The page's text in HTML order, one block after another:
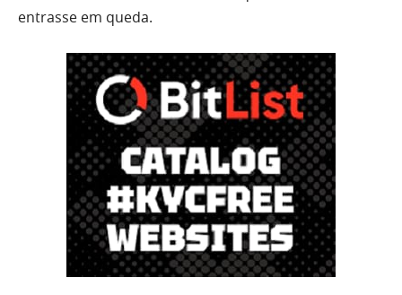
entrasse em queda.